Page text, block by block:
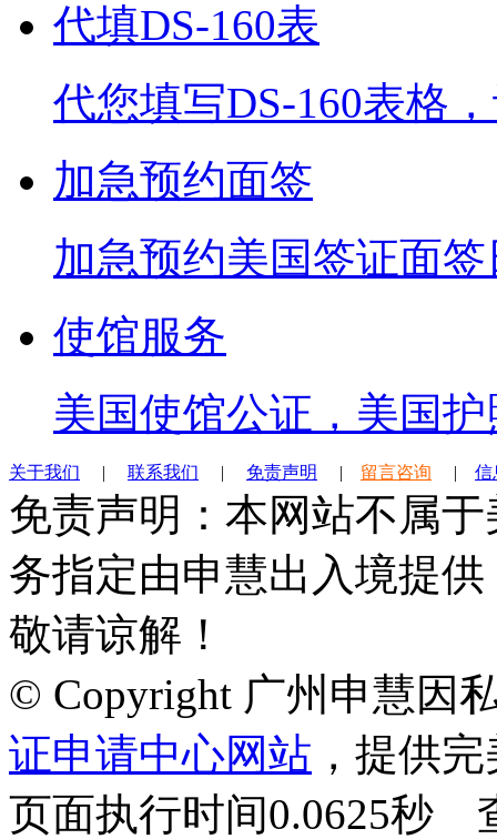
代填DS-160表
代您填写DS-160表格
加急预约面签
加急预约美国签证面
使馆服务
美国使馆公证，美国
关于我们 | 联系我们 | 免责声明 | 留言咨询 | 信
免责声明：本网站不属
务指定由申慧出入境提
敬请谅解！
© Copyright 广州申慧因
证申请中心网站 ，提供
页面执行时间0.0625